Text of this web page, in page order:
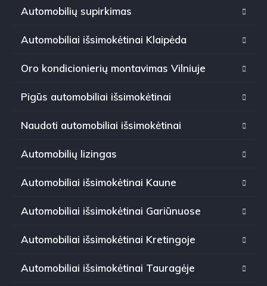
Automobilių supirkimas
Automobiliai išsimokėtinai Klaipėda
Oro kondicionierių montavimas Vilniuje
Pigūs automobiliai išsimokėtinai
Naudoti automobiliai išsimokėtinai
Automobilių lizingas
Automobiliai išsimokėtinai Kaune
Automobiliai išsimokėtinai Gariūnuose
Automobiliai išsimokėtinai Kretingoje
Automobiliai išsimokėtinai Tauragėje